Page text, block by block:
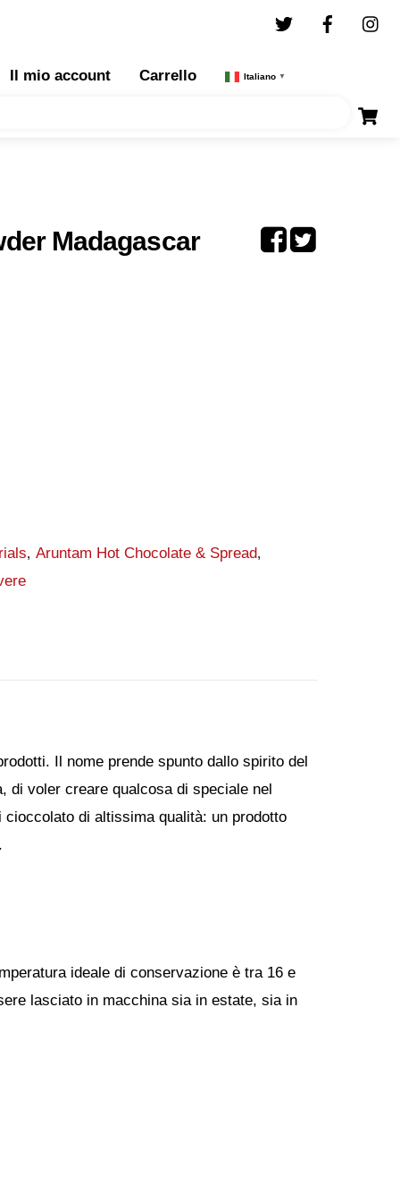
Twitter
Il mio account Carrello Italiano ▼
Madagascar
, Aruntam Hot Chocolate & Spread,
Il nome prende spunto dallo spirito del
di voler creare qualcosa di speciale nel
di altissima qualità: un prodotto
ideale di conservazione è tra 16 e
lasciato in macchina sia in estate, sia in